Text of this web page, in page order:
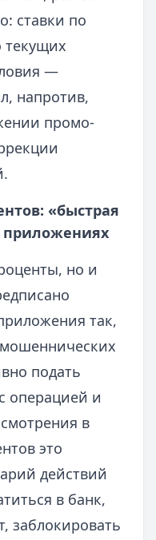
ставки по
текущих
—
напротив,
промо-
«быстрая
приложениях
но и
так,
подать
операцией и
в
это
действий
в банк,
заблокировать